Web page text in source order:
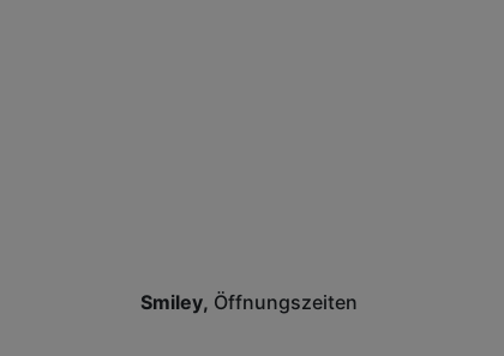
Smiley Öffnungszeiten